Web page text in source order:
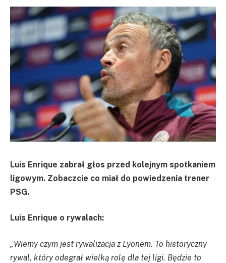
Luis Enrique zabrał głos przed kolejnym spotkaniem
ligowym. Zobaczcie co miał do powiedzenia trener
PSG.
Luis Enrique o rywalach:
„Wiemy czym jest rywalizacja z Lyonem. To historyczny
rywal, który odegrał wielką rolę dla tej ligi. Będzie to